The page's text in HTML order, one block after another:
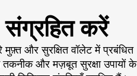
करें
मुफ़्त और सुरक्षित वॉलेट में प्रबंधित
और मज़बूत सुरक्षा उपायों के